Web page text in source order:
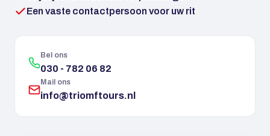
Een vaste contactpersoon voor uw rit
Bel ons
030 - 782 06 82
Mail ons
info@triomftours.nl